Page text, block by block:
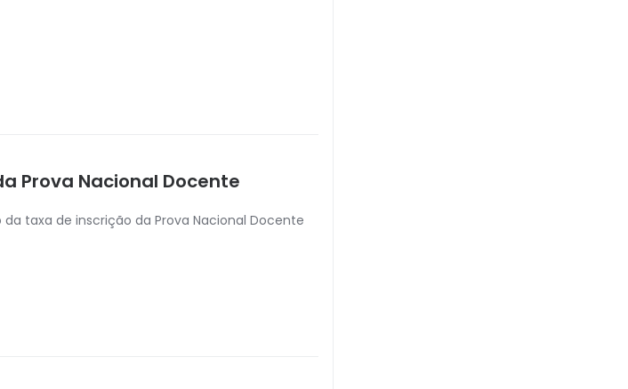
Prova Nacional Docente
taxa de inscrição da Prova Nacional Docente